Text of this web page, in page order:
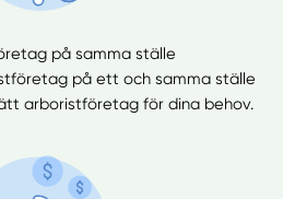
på samma ställe
på ett och samma ställe
arboristföretag för dina behov.